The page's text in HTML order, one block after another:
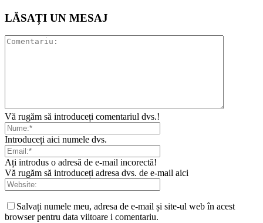
LĂSAȚI UN MESAJ
Vă rugăm să introduceți comentariul dvs.!
Introduceți aici numele dvs.
Ați introdus o adresă de e-mail incorectă!
Vă rugăm să introduceți adresa dvs. de e-mail aici
Salvați numele meu, adresa de e-mail și site-ul web în acest
browser pentru data viitoare i comentariu.